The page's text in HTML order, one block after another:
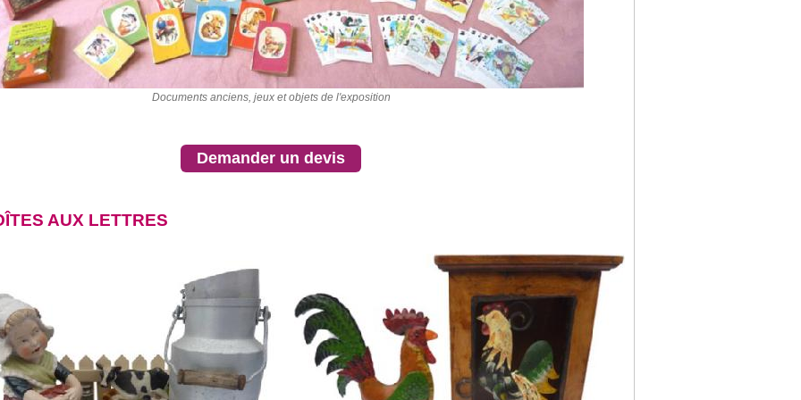
Documents anciens, jeux et objets de l'exposition
Demander un devis
AUX LETTRES